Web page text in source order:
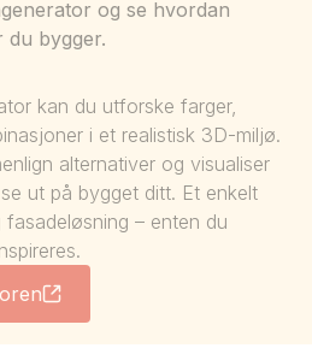
og se hvordan
du bygger.
kan du utforske farger,
i et realistisk 3D-miljø.
alternativer og visualiser
ut på bygget ditt. Et enkelt
– enten du